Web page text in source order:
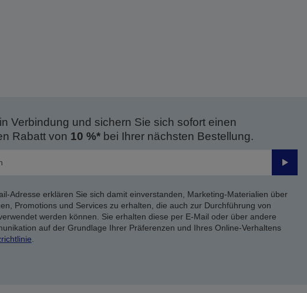
Verbindung und sichern Sie sich sofort einen
Rabatt von 10 %*bei Ihrer nächsten Bestellung.
Adresse erklären Sie sich damit einverstanden, Marketing-Materialien über
Promotions und Services zu erhalten, die auch zur Durchführung von
werden können. Sie erhalten diese per E-Mail oder über andere
auf der Grundlage Ihrer Präferenzen und Ihres Online-Verhaltens